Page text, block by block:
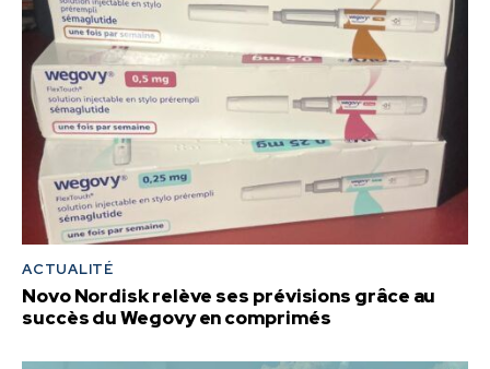
ACTUALITÉ
Novo Nordisk relève ses prévisions grâce au
succès du Wegovy en comprimés